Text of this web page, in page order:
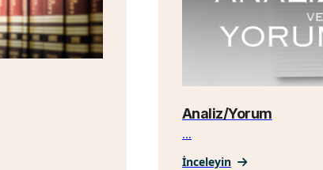
Analiz/Yorum
...
İnceleyin